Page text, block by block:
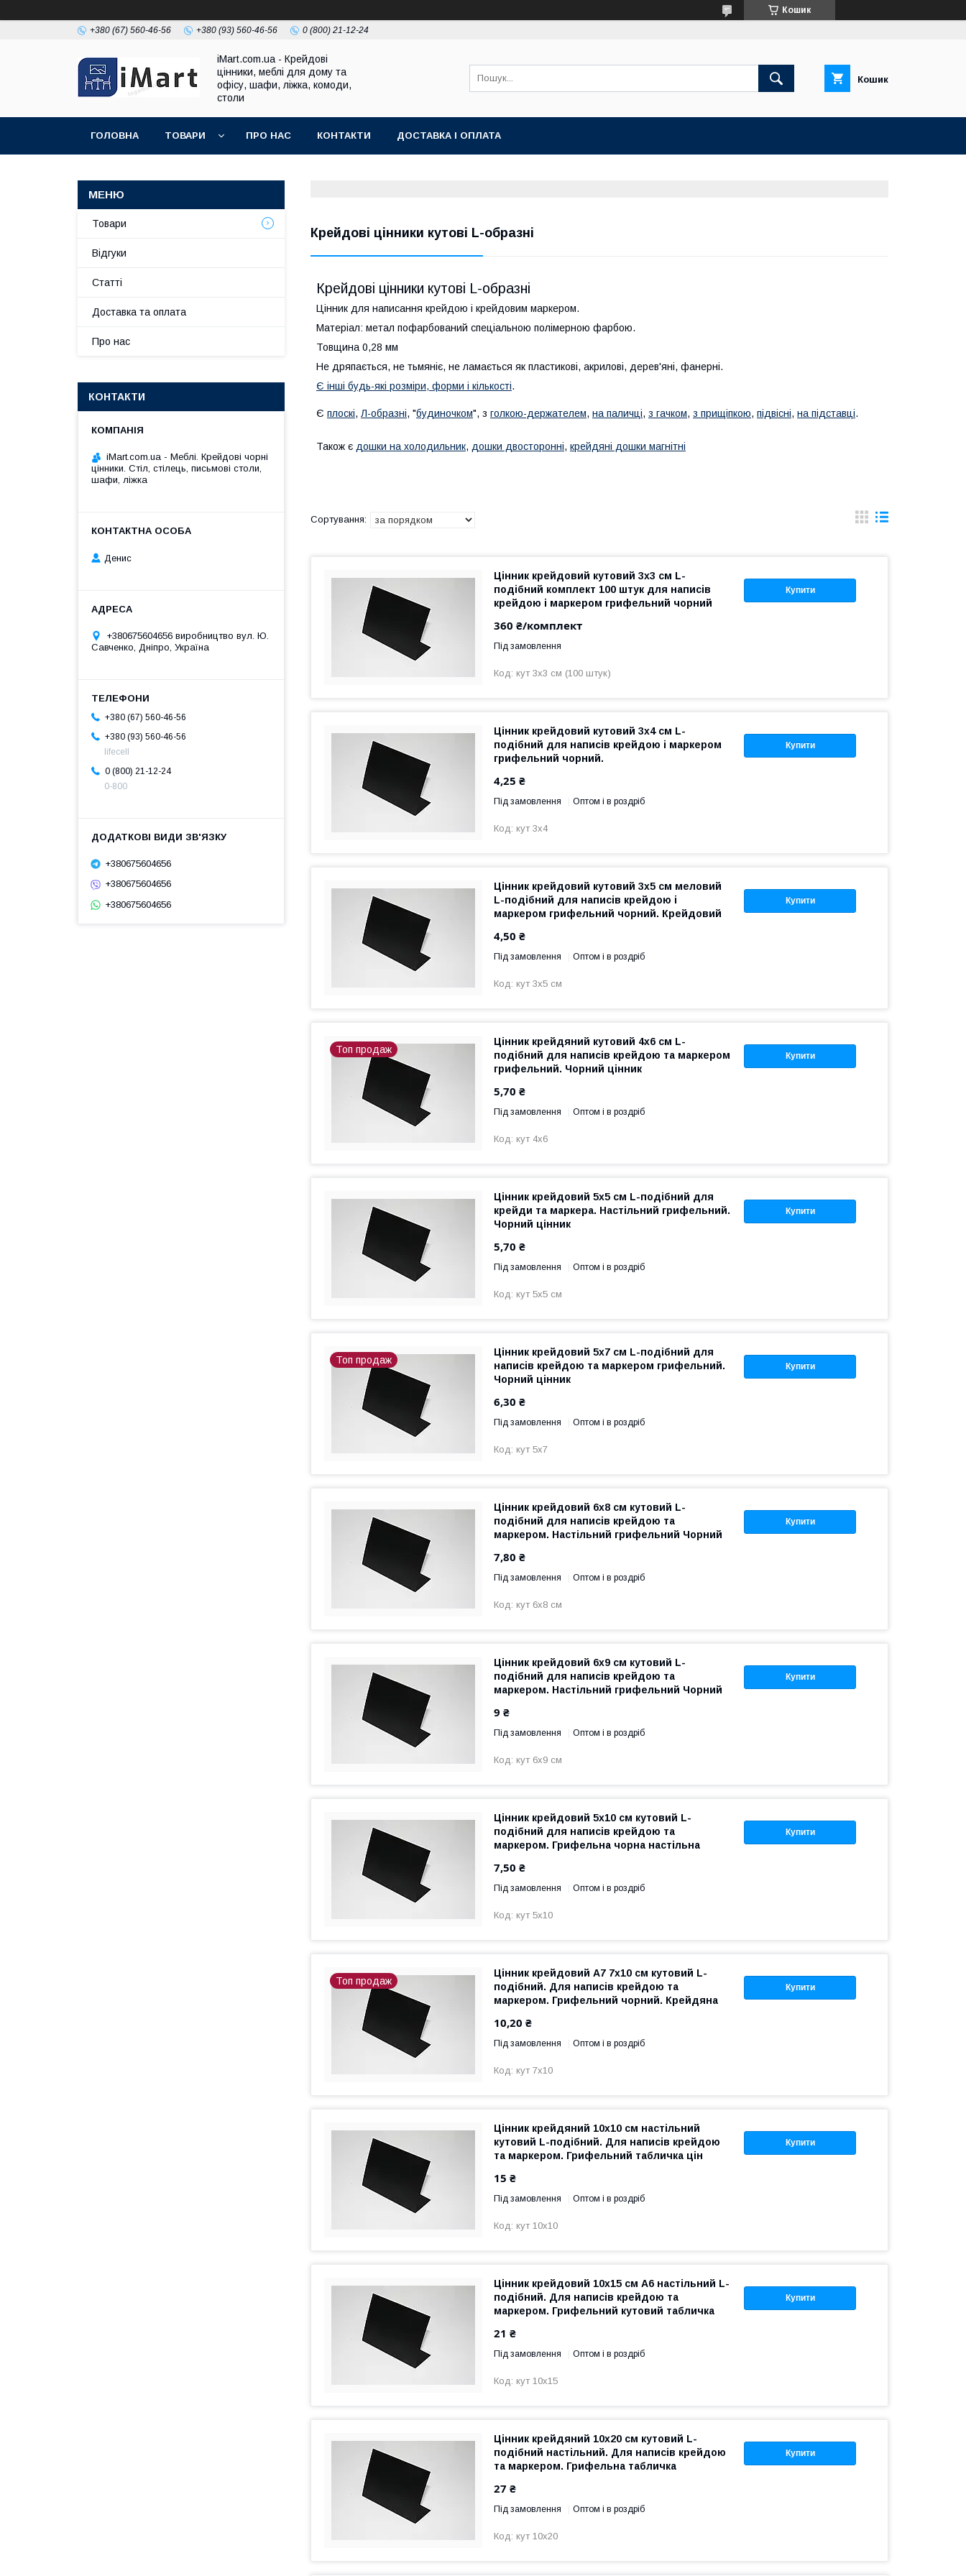
Кошик
+380 (67) 560-46-56 +380 (93) 560-46-56 0 (800) 21-12-24
iMart.com.ua - Крейдові
цінники, меблі для дому та
офісу, шафи, ліжка, комоди,
столи
Кошик
ГОЛОВНА ТОВАРИ ПРО НАС КОНТАКТИ ДОСТАВКА І ОПЛАТА
Крейдові цінники кутові L-образні
Крейдові цінники кутові L-образні
Цінник для написання крейдою і крейдовим маркером.
Матеріал: метал пофарбований спеціальною полімерною фарбою.
Товщина 0,28 мм
Не дряпається, не тьмяніє, не ламається як пластикові, акрилові, дерев'яні, фанерні.
Є інші будь-які розміри, форми і кількості.
Є плоскі, Л-образні, "будиночком", з голкою-держателем, на паличці, з гачком, з прищіпкою, підвісні, на підставці.
Також є дошки на холодильник, дошки двосторонні, крейдяні дошки магнітні
Купити
Цінник крейдовий кутовий 3х3 см L-
подібний комплект 100 штук для написів
крейдою і маркером грифельний чорний
360 ₴/комплект
Під замовлення
кут 3х3 см (100 штук)
Купити
Цінник крейдовий кутовий 3х4 см L-
подібний для написів крейдою і маркером
грифельний чорний.
4,25 ₴
Під замовлення Оптом і в роздріб
кут 3х4
Купити
Цінник крейдовий кутовий 3х5 см меловий
L-подібний для написів крейдою і
маркером грифельний чорний. Крейдовий
4,50 ₴
Під замовлення Оптом і в роздріб
кут 3х5 см
Топ продаж
Купити
Цінник крейдяний кутовий 4х6 см L-
подібний для написів крейдою та маркером
грифельний. Чорний цінник
5,70 ₴
Під замовлення Оптом і в роздріб
кут 4х6
Купити
Цінник крейдовий 5х5 см L-подібний для
крейди та маркера. Настільний грифельний.
Чорний цінник
5,70 ₴
Під замовлення Оптом і в роздріб
кут 5х5 см
Топ продаж
Купити
Цінник крейдовий 5х7 см L-подібний для
написів крейдою та маркером грифельний.
Чорний цінник
6,30 ₴
Під замовлення Оптом і в роздріб
кут 5х7
Купити
Цінник крейдовий 6х8 см кутовий L-
подібний для написів крейдою та
маркером. Настільний грифельний Чорний
7,80 ₴
Під замовлення Оптом і в роздріб
кут 6х8 см
Купити
Цінник крейдовий 6х9 см кутовий L-
подібний для написів крейдою та
маркером. Настільний грифельний Чорний
9 ₴
Під замовлення Оптом і в роздріб
кут 6х9 см
Купити
Цінник крейдовий 5х10 см кутовий L-
подібний для написів крейдою та
маркером. Грифельна чорна настільна
7,50 ₴
Під замовлення Оптом і в роздріб
кут 5х10
Топ продаж
Купити
Цінник крейдовий А7 7х10 см кутовий L-
подібний. Для написів крейдою та
маркером. Грифельний чорний. Крейдяна
10,20 ₴
Під замовлення Оптом і в роздріб
кут 7х10
Купити
Цінник крейдяний 10х10 см настільний
кутовий L-подібний. Для написів крейдою
та маркером. Грифельний табличка цін
15 ₴
Під замовлення Оптом і в роздріб
кут 10х10
Купити
Цінник крейдовий 10х15 см А6 настільний L-
подібний. Для написів крейдою та
маркером. Грифельний кутовий табличка
21 ₴
Під замовлення Оптом і в роздріб
кут 10х15
Купити
Цінник крейдяний 10х20 см кутовий L-
подібний настільний. Для написів крейдою
та маркером. Грифельна табличка
27 ₴
Під замовлення Оптом і в роздріб
кут 10х20
Товари
Відгуки
Cтатті
Доставка та оплата
Про нас
КОНТАКТИ
iMart.com.ua - Меблі. Крейдові чорні
цінники. Стіл, стілець, письмові столи,
шафи, ліжка
Денис
+380675604656 виробництво вул. Ю.
Савченко, Дніпро, Україна
+380 (67) 560-46-56
+380 (93) 560-46-56
lifecell
0 (800) 21-12-24
0-800
+380675604656
+380675604656
+380675604656